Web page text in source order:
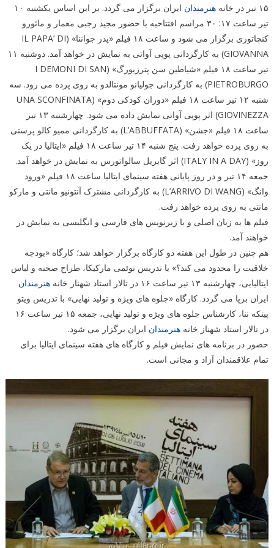
۱۵ تیر در خانه هنرمندان
ایران برگزار می گردد. بر این اساس یکشنبه ۱۰
تیر ساعت ۱۷: ۳۰ مراسم افتتاحیه با حضور مجید رجبی معمار و مائورو
کنچاتوری برگزار می شود و ساعت ۱۸ فیلم «پدر جواننا» (IL PAPA’ DI
GIOVANNA) به کارگردانی پوپی آواتی به نمایش در خواهد آمد. دوشنبه ۱۱
تیر ساعت ۱۸ فیلم «شیاطین سن پترزبورگ» (I DEMONI DI SAN
PIETROBURGO) به کارگردانی جولیانو مونتالدو به روی پرده می رود. سه
شنبه ۱۲ تیر ساعت ۱۸ فیلم «دوران کودکی دوم» (UNA SCONFINATA
GIOVINEZZA) اثر پوپی آواتی نمایش داده می شود. چهارشنبه ۱۳ تیر
ساعت ۱۸ فیلم «جشن» (L’ABBUFFATA) به کارگردانی ممیو کالو پرستی
به روی پرده خواهد رفت. پنج شنبه ۱۴ تیر ساعت ۱۸ فیلم «ایتالیا در یک
روز» (ITALY IN A DAY) اثر گابریل سالواتورس به نمایش در خواهد آمد.
جمعه ۱۴ تیر و در روز پایانی هفته سینمای ایتالیا ساعت ۱۸ فیلم «ورود
وانگ» (L’ARRIVO DI WANG) به کارگردانی مشترک آنتونیو مانتی و مارکو
مانتی به روی پرده خواهد رفت.
فیلم ها به زبان اصلی و با زیرنویس های فارسی و انگلیسی به نمایش در
خواهند آمد.
هم چنین در طول این هفته دو کارگاه برگزار خواهد شد؛ کارگاه «بودجه
خلاقیت را محدود می کند؟» با تدریس نوئمی مارکیکا، طراح صحنه و لباس
ایتالیایی، چهارشنبه ۱۳ تیر ساعت ۱۶ در تالار استاد شهناز خانه
هنرمندان
ایران برپا می گردد. کارگاه «جلوه های ویژه و تولید نهایی» با تدریس ویتو
پینکه ننا، کارشناس جلوه های ویژه و تولید نهایی، جمعه ۱۵ تیر ساعت ۱۶
در تالار استاد شهناز خانه هنرمندان ایران برگزار می شود.
حضور در برنامه های نمایش فیلم و کارگاه های هفته سینمای ایتالیا برای
تمام علاقمندان آزاد و مجانی است.